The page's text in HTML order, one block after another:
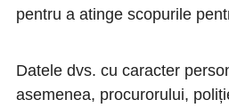
pentru a atinge scopurile
Datele dvs. cu caracter
asemenea, procurorului,